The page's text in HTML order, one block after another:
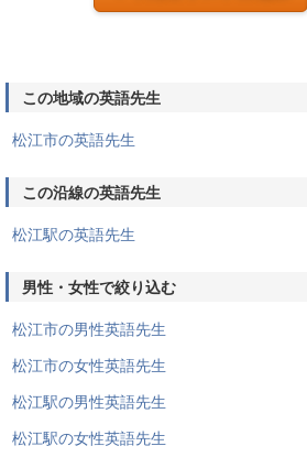
この地域の英語先生
松江市の英語先生
この沿線の英語先生
松江駅の英語先生
男性・女性で絞り込む
松江市の男性英語先生
松江市の女性英語先生
松江駅の男性英語先生
松江駅の女性英語先生